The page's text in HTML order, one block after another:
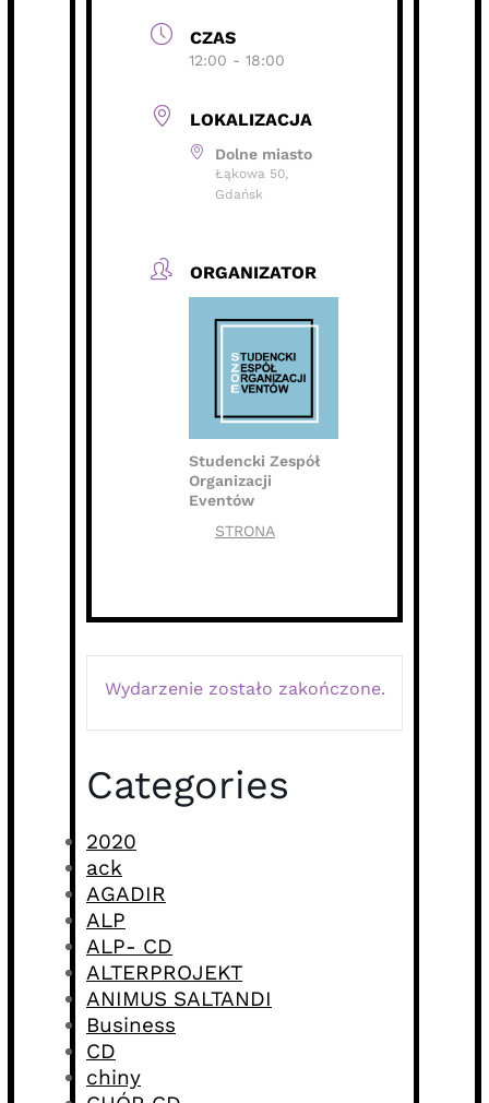
CZAS
12:00 - 18:00
LOKALIZACJA
Dolne miasto
Łąkowa 50,
Gdańsk
ORGANIZATOR
Studencki Zespół
Organizacji
Eventów
STRONA
Wydarzenie zostało zakończone.
Categories
2020
ack
AGADIR
ALP
ALP- CD
ALTERPROJEKT
ANIMUS SALTANDI
Business
CD
chiny